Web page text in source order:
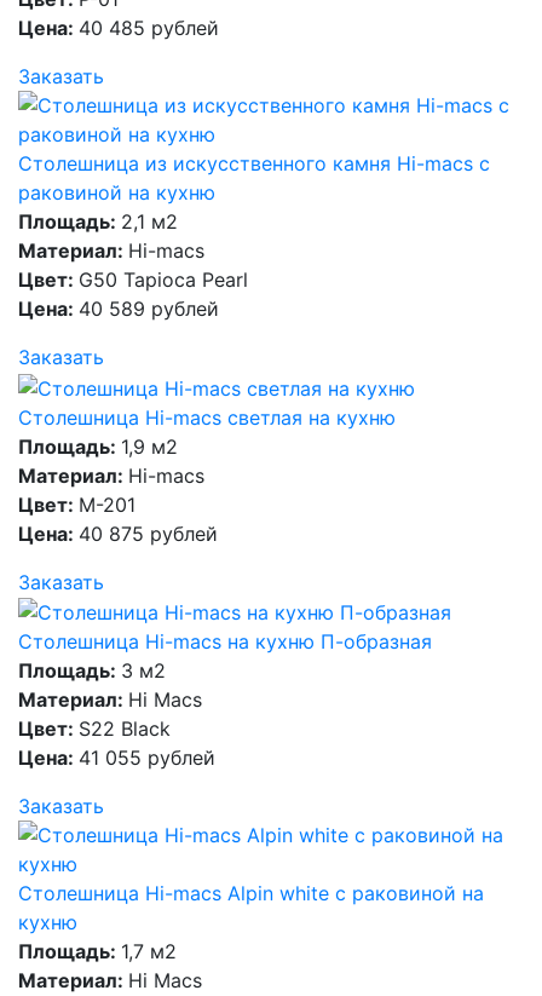
Цена: 40 485 рублей
Заказать
Столешница из искусственного камня Hi-macs с
раковиной на кухню
Площадь: 2,1 м2
Материал: Hi-macs
Цвет: G50 Tapioca Pearl
Цена: 40 589 рублей
Заказать
Столешница Hi-macs светлая на кухню
Площадь: 1,9 м2
Материал: Hi-macs
Цвет: M-201
Цена: 40 875 рублей
Заказать
Столешница Hi-macs на кухню П-образная
Площадь: 3 м2
Материал: Hi Macs
Цвет: S22 Black
Цена: 41 055 рублей
Заказать
Столешница Hi-macs Alpin white с раковиной на
кухню
Площадь: 1,7 м2
Материал: Hi Macs